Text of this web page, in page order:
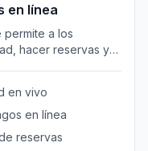
en línea
permite a los
hacer reservas y
en vivo
en línea
reservas